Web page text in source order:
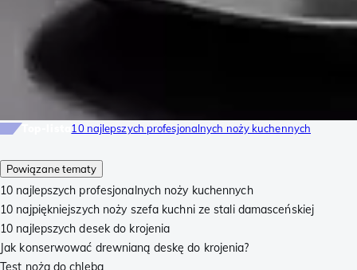
Powiązane tematy
10 najlepszych profesjonalnych noży kuchennych
10 najpiękniejszych noży szefa kuchni ze stali damasceńskiej
10 najlepszych desek do krojenia
Jak konserwować drewnianą deskę do krojenia?
Test noża do chleba
10 najlepszych profesjonalnych noży kuchennych